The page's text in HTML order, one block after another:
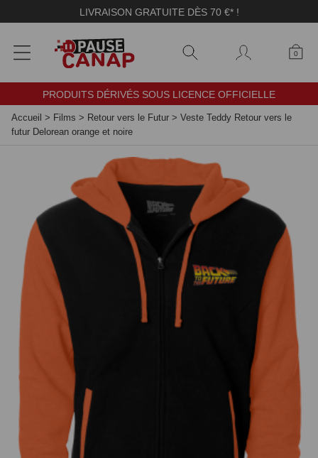
LIVRAISON GRATUITE DÈS 70 €* !
0
PRODUITS DÉRIVÉS SOUS LICENCE OFFICIELLE
Accueil > Films > Retour vers le Futur > Veste Teddy Retour vers le
futur Delorean orange et noire
Panneau de gestion des cookies